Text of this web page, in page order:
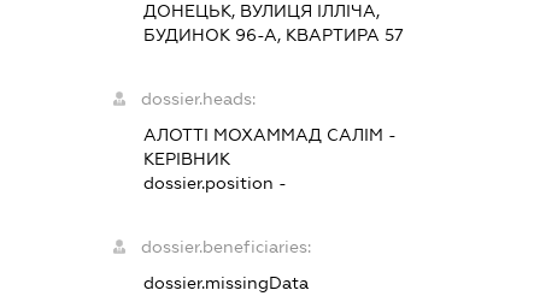
ДОНЕЦЬК, ВУЛИЦЯ ІЛЛІЧА,
БУДИНОК 96-А, КВАРТИРА 57
dossier.heads:
АЛОТТІ МОХАММАД САЛІМ -
КЕРІВНИК
dossier.position -
dossier.beneficiaries:
dossier.missingData